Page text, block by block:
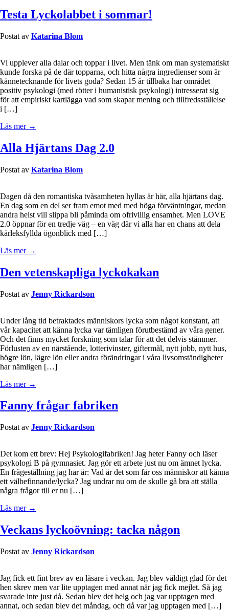
Testa Lyckolabbet i sommar!
Postat av Katarina Blom
Vi upplever alla dalar och toppar i livet. Men tänk om man systematiskt
kunde forska på de där topparna, och hitta några ingredienser som är
kännetecknande för livets goda? Sedan 15 år tillbaka har området
positiv psykologi (med rötter i humanistisk psykologi) intresserat sig
för att empiriskt kartlägga vad som skapar mening och tillfredsställelse
i […]
Läs mer →
Alla Hjärtans Dag 2.0
Postat av Katarina Blom
Dagen då den romantiska tvåsamheten hyllas är här, alla hjärtans dag.
En dag som en del ser fram emot med med höga förväntningar, medan
andra helst vill slippa bli påminda om ofrivillig ensamhet. Men LOVE
2.0 öppnar för en tredje väg – en väg där vi alla har en chans att dela
kärleksfyllda ögonblick med […]
Läs mer →
Den vetenskapliga lyckokakan
Postat av Jenny Rickardson
Under lång tid betraktades människors lycka som något konstant, att
vår kapacitet att känna lycka var tämligen förutbestämd av våra gener.
Och det finns mycket forskning som talar för att det delvis stämmer.
Förlusten av en närstående, lotterivinster, giftermål, nytt jobb, nytt hus,
högre lön, lägre lön eller andra förändringar i våra livsomständigheter
har nämligen […]
Läs mer →
Fanny frågar fabriken
Postat av Jenny Rickardson
Det kom ett brev: Hej Psykologifabriken! Jag heter Fanny och läser
psykologi B på gymnasiet. Jag gör ett arbete just nu om ämnet lycka.
En frågeställning jag har är: Vad är det som får oss människor att känna
ett välbefinnande/lycka? Jag undrar nu om de skulle gå bra att ställa
några frågor till er nu […]
Läs mer →
Veckans lyckoövning: tacka någon
Postat av Jenny Rickardson
Jag fick ett fint brev av en läsare i veckan. Jag blev väldigt glad för det
hen skrev men var lite upptagen med annat när jag fick mejlet. Så jag
svarade inte just då. Sedan blev det helg och jag var upptagen med
annat, och sedan blev det måndag, och då var jag upptagen med […]